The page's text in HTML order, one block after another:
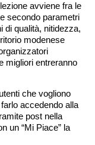
avviene fra le
secondo parametri
di qualità, nitidezza,
modenese
migliori entreranno
che vogliono
accedendo alla
post nella
un “Mi Piace” la